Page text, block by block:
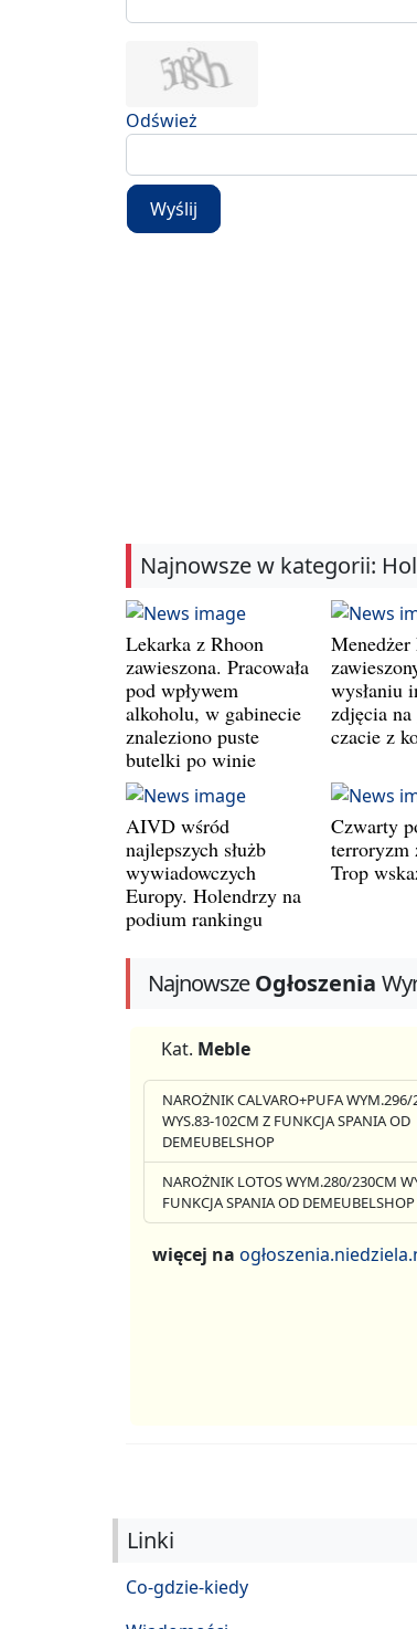
Odśwież
Wyślij
Najnowsze w kategorii:
Lekarka z Rhoon
zawieszona. Pracowała
pod wpływem
alkoholu, w gabinecie
znaleziono puste
butelki po winie
Menedżer
wysłaniu
zdjęcia
czacie z
AIVD wśród
najlepszych służb
wywiadowczych
Europy. Holendrzy na
podium rankingu
Czwarty
terroryzm
Trop
NajnowszeOgłoszenia
Kat. Meble
NAROŻNIK CALVARO+PUFA WYM.296/
WYS.83-102CM Z FUNKCJA SPANIA OD
DEMEUBELSHOP
NAROŻNIK LOTOS WYM.280/230CM
FUNKCJA SPANIA OD DEMEUBELSHOP
więcej na
Linki
Co-gdzie-kiedy